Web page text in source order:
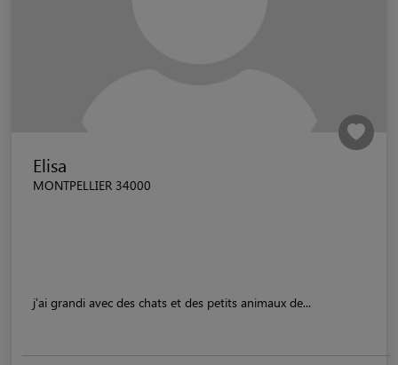
Elisa
MONTPELLIER 34000
j'ai grandi avec des chats et des petits animaux de...